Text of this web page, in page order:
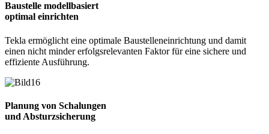
Baustelle modellbasiert
optimal einrichten
Tekla ermöglicht eine optimale Baustelleneinrichtung und damit
einen nicht minder erfolgsrelevanten Faktor für eine sichere und
effiziente Ausführung.
Planung von Schalungen
und Absturzsicherung